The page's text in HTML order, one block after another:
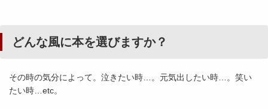
どんな風に本を選びますか？
その時の気分によって。泣きたい時…。元気出したい時…。笑い
たい時…etc。